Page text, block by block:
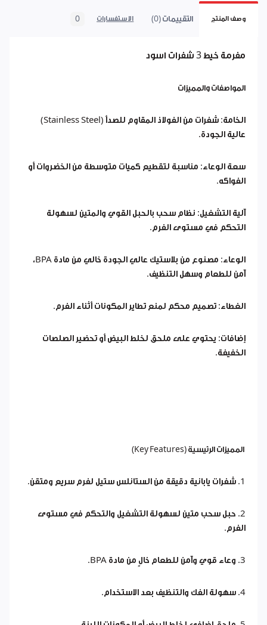
وصف المنتج التقييمات (0) الاستفسارات 0
مفرمة خيط 3 شفرات اسود
المواصفات والمميزات
الخامة: شفرات من الفولاذ المقاوم للصدأ (Stainless Steel)
عالية الجودة.
سعة الوعاء: مناسبة لتقطيع كميات متوسطة من الخضروات أو
الفواكه.
آلية التشغيل: نظام سحب بالحبل القوي والمتين لسهولة
التحكم في مستوى الفرم.
الوعاء: مصنوع من بلاستيك عالي الجودة خالي من مادة BPA،
آمن للطعام وسهل التنظيف.
الغطاء: تصميم محكم لمنع تطاير المكونات أثناء الفرم.
إضافات: يحتوي على ملحق لخلط البيض أو تحضير الصلصات
الخفيفة.
المميزات الرئيسية (Key Features)
1. شفرات يابانية دقيقة من الستانلس ستيل لفرم سريع ومتقن.
2. حبل سحب متين لسهولة التشغيل والتحكم في مستوى
الفرم.
3. وعاء قوي وآمن للطعام خالٍ من مادة BPA.
4. سهولة الفك والتنظيف بعد الاستخدام.